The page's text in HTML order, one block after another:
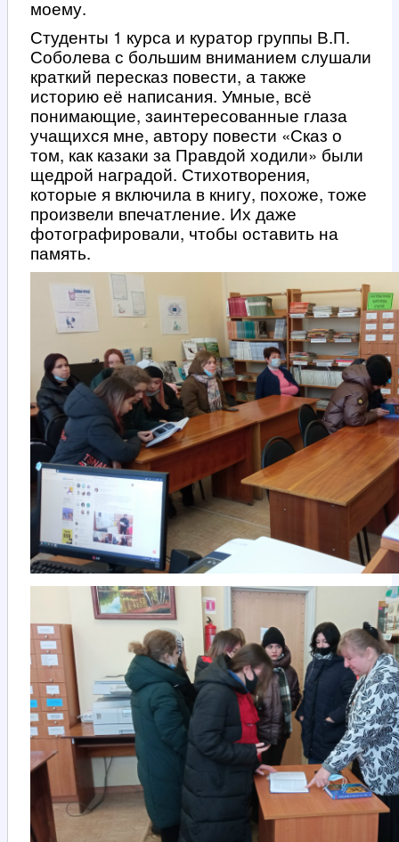
моему.
Студенты 1 курса и куратор группы В.П.
Соболева с большим вниманием слушали
краткий пересказ повести, а также
историю её написания. Умные, всё
понимающие, заинтересованные глаза
учащихся мне, автору повести «Сказ о
том, как казаки за Правдой ходили» были
щедрой наградой. Стихотворения,
которые я включила в книгу, похоже, тоже
произвели впечатление. Их даже
фотографировали, чтобы оставить на
память.